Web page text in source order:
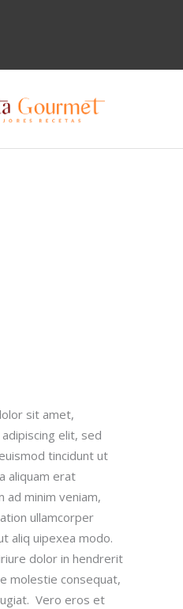
sit amet,
elit, sed
tincidunt ut
aliquam erat
ad minim veniam,
ullamcorper
aliq uipexea modo.
dolor in hendrerit
molestie consequat,
Vero eros et